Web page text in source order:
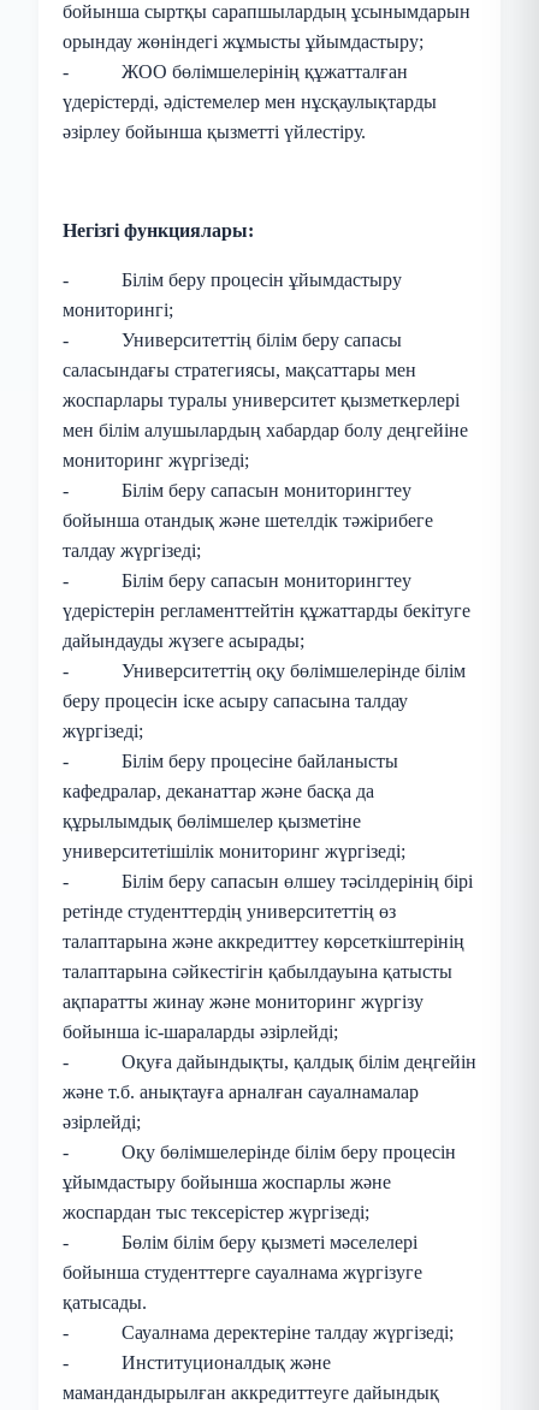
бойынша сыртқы сарапшылардың ұсынымдарын
орындау жөніндегі жұмысты ұйымдастыру;
- ЖОО бөлімшелерінің құжатталған
үдерістерді, әдістемелер мен нұсқаулықтарды
әзірлеу бойынша қызметті үйлестіру.
Негізгі функциялары:
- Білім беру процесін ұйымдастыру
мониторингі;
- Университеттің білім беру сапасы
саласындағы стратегиясы, мақсаттары мен
жоспарлары туралы университет қызметкерлері
мен білім алушылардың хабардар болу деңгейіне
мониторинг жүргізеді;
- Білім беру сапасын мониторингтеу
бойынша отандық және шетелдік тәжірибеге
талдау жүргізеді;
- Білім беру сапасын мониторингтеу
үдерістерін регламенттейтін құжаттарды бекітуге
дайындауды жүзеге асырады;
- Университеттің оқу бөлімшелерінде білім
беру процесін іске асыру сапасына талдау
жүргізеді;
- Білім беру процесіне байланысты
кафедралар, деканаттар және басқа да
құрылымдық бөлімшелер қызметіне
университетішілік мониторинг жүргізеді;
- Білім беру сапасын өлшеу тәсілдерінің бірі
ретінде студенттердің университеттің өз
талаптарына және аккредиттеу көрсеткіштерінің
талаптарына сәйкестігін қабылдауына қатысты
ақпаратты жинау және мониторинг жүргізу
бойынша іс-шараларды әзірлейді;
- Оқуға дайындықты, қалдық білім деңгейін
және т.б. анықтауға арналған сауалнамалар
әзірлейді;
- Оқу бөлімшелерінде білім беру процесін
ұйымдастыру бойынша жоспарлы және
жоспардан тыс тексерістер жүргізеді;
- Бөлім білім беру қызметі мәселелері
бойынша студенттерге сауалнама жүргізуге
қатысады.
- Сауалнама деректеріне талдау жүргізеді;
- Институционалдық және
мамандандырылған аккредиттеуге дайындық